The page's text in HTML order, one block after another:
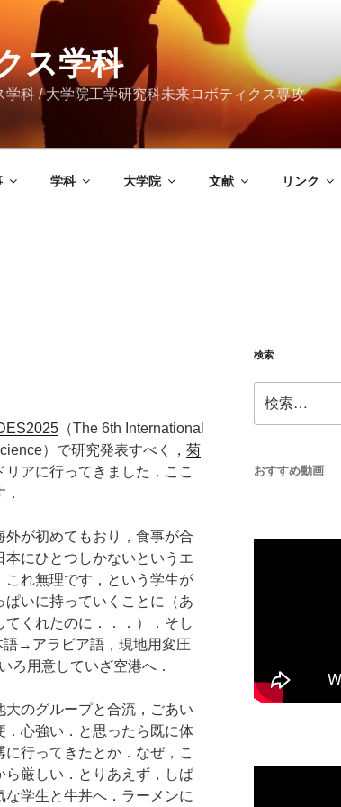
ス学科
科 / 大学院工学研究科未来ロボティクス専攻
学科 大学院 文献 リンク
（The 6th International
）で研究発表すべく， 菊
アに行ってきました．ここ
が初めてもおり，食事が合
にひとつしかないというエ
これ無理です，という学生が
いに持っていくことに（あ
くれたのに．．．）．そし
語→アラビア語，現地用変圧
ろ用意していざ空港へ．
のグループと合流，ごあい
．心強い．と思ったら既に体
行ってきたとか．なぜ，こ
厳しい．とりあえず，しば
学生と牛丼へ．ラーメンに
検索
索:
おすすめ動画